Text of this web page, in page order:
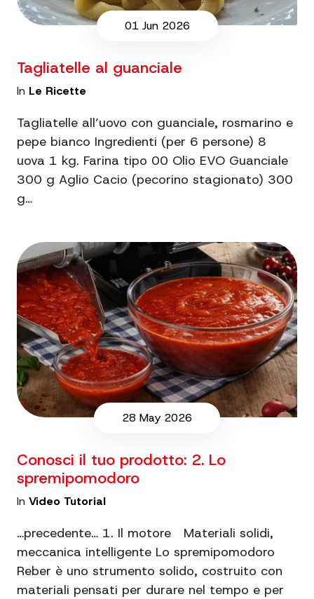
01 Jun 2026
Tagliatelle al guanciale
In Le Ricette
Tagliatelle all’uovo con guanciale, rosmarino e
pepe bianco Ingredienti (per 6 persone) 8
uova 1 kg. Farina tipo 00 Olio EVO Guanciale
300 g Aglio Cacio (pecorino stagionato) 300
g…
28 May 2026
Conosci il tuo prodotto: 2. Lo
spremipomodoro
In Video Tutorial
…precedente… 1. Il motore Materiali solidi,
meccanica intelligente Lo spremipomodoro
Reber è uno strumento solido, costruito con
materiali pensati per durare nel tempo e per